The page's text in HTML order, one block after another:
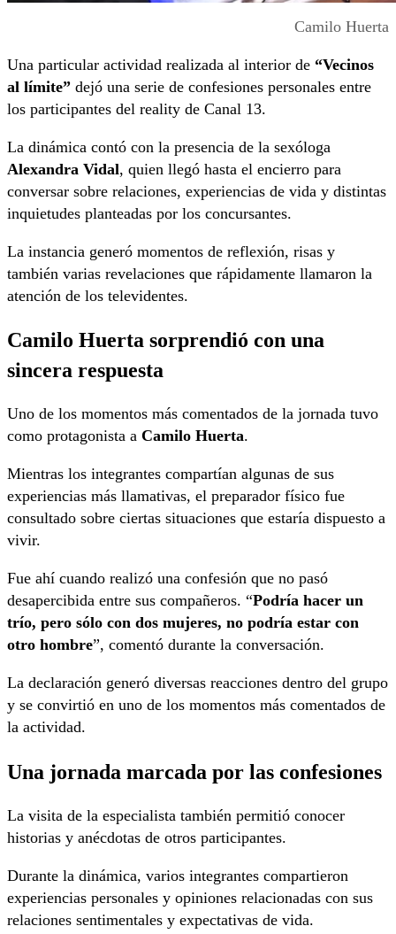
Camilo Huerta
Una particular actividad realizada al interior de “Vecinos
al límite” dejó una serie de confesiones personales entre
los participantes del reality de Canal 13.
La dinámica contó con la presencia de la sexóloga
Alexandra Vidal, quien llegó hasta el encierro para
conversar sobre relaciones, experiencias de vida y distintas
inquietudes planteadas por los concursantes.
La instancia generó momentos de reflexión, risas y
también varias revelaciones que rápidamente llamaron la
atención de los televidentes.
Camilo Huerta sorprendió con una
sincera respuesta
Uno de los momentos más comentados de la jornada tuvo
como protagonista a Camilo Huerta.
Mientras los integrantes compartían algunas de sus
experiencias más llamativas, el preparador físico fue
consultado sobre ciertas situaciones que estaría dispuesto a
vivir.
Fue ahí cuando realizó una confesión que no pasó
desapercibida entre sus compañeros. “Podría hacer un
trío, pero sólo con dos mujeres, no podría estar con
otro hombre”, comentó durante la conversación.
La declaración generó diversas reacciones dentro del grupo
y se convirtió en uno de los momentos más comentados de
la actividad.
Una jornada marcada por las confesiones
La visita de la especialista también permitió conocer
historias y anécdotas de otros participantes.
Durante la dinámica, varios integrantes compartieron
experiencias personales y opiniones relacionadas con sus
relaciones sentimentales y expectativas de vida.